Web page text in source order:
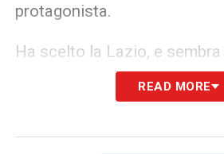
protagonista.
Ha scelto la Lazio, e
anche di diventarne l’anima.
appena iniziata, ma il suo
READ MORE